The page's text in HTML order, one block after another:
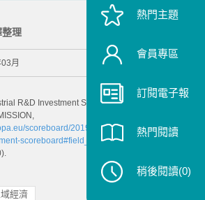
理
月
R&D Investment Scoreboard,
scoreboard/2019-eu-
scoreboard#field_data(last
經濟
熱門主題
會員專區
訂閱電子報
熱門閱讀
稍後閱讀(0)